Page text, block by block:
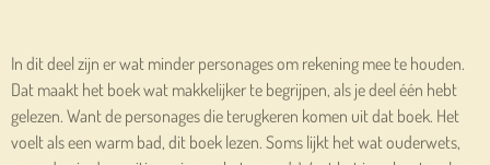
In dit deel zijn er wat minder personages om rekening mee te houden.
Dat maakt het boek wat makkelijker te begrijpen, als je deel één hebt
gelezen. Want de personages die terugkeren komen uit dat boek. Het
voelt als een warm bad, dit boek lezen. Soms lijkt het wat ouderwets,